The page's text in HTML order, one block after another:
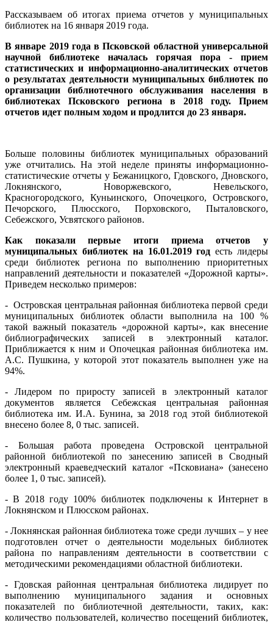
Рассказываем об итогах приема отчетов у муниципальных
библиотек на 16 января 2019 года.
В январе 2019 года в Псковской областной универсальной
научной библиотеке началась горячая пора - прием
статистических и информационно-аналитических отчетов
о результатах деятельности муниципальных библиотек по
организации библиотечного обслуживания населения в
библиотеках Псковского региона в 2018 году. Прием
отчетов идет полным ходом и продлится до 23 января.
Больше половины библиотек муниципальных образований
уже отчитались. На этой неделе приняты информационно-
статистические отчеты у Бежаницкого, Гдовского, Дновского,
Локнянского, Новоржевского, Невельского,
Красногородского, Куньинского, Опочецкого, Островского,
Печорского, Плюсского, Порховского, Пыталовского,
Себежского, Усвятского районов.
Как показали первые итоги приема отчетов у
муниципальных библиотек на 16.01.2019 годесть лидеры
среди библиотек региона по выполнению приоритетных
направлений деятельности и показателей «Дорожной карты».
Приведем несколько примеров:
- Островская центральная районная библиотека первой среди
муниципальных библиотек области выполнила на 100 %
такой важный показатель «дорожной карты», как внесение
библиографических записей в электронный каталог.
Приближается к ним и Опочецкая районная библиотека им.
А.С. Пушкина, у которой этот показатель выполнен уже на
94%.
- Лидером по приросту записей в электронный каталог
документов является Себежская центральная районная
библиотека им. И.А. Бунина, за 2018 год этой библиотекой
внесено более 8, 0 тыс. записей.
- Большая работа проведена Островской центральной
районной библиотекой по занесению записей в Сводный
электронный краеведческий каталог «Псковиана» (занесено
более 1, 0 тыс. записей).
- В 2018 году 100% библиотек подключены к Интернет в
Локнянском и Плюсском районах.
- Локнянская районная библиотека тоже среди лучших – у нее
подготовлен отчет о деятельности модельных библиотек
района по направлениям деятельности в соответствии с
методическими рекомендациями областной библиотеки.
- Гдовская районная центральная библиотека лидирует по
выполнению муниципального задания и основных
показателей по библиотечной деятельности, таких, как:
количество пользователей, количество посещений библиотек,